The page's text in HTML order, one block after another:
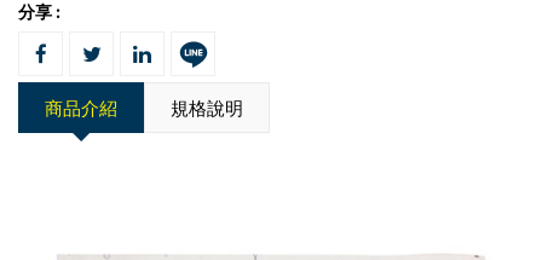
分享 :
商品介紹 規格說明